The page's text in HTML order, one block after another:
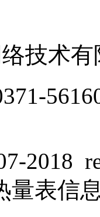
技术有
2018
量表信